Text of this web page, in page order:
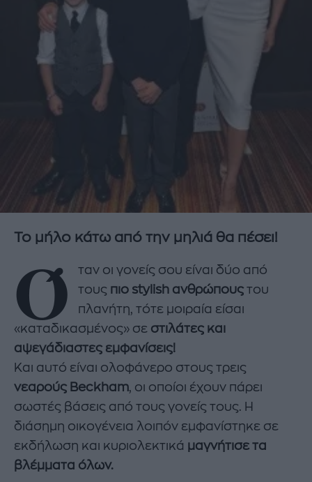
Το μήλο κάτω από την μηλιά θα πέσει!
Ό
ταν οι γονείς σου είναι δύο από
τους πιο stylish ανθρώπους του
πλανήτη, τότε μοιραία είσαι
«καταδικασμένος» σε στιλάτες και
αψεγάδιαστες εμφανίσεις!
Και αυτό είναι ολοφάνερο στους τρεις
νεαρούς Beckham, οι οποίοι έχουν πάρει
σωστές βάσεις από τους γονείς τους. Η
διάσημη οικογένεια λοιπόν εμφανίστηκε σε
εκδήλωση και κυριολεκτικά μαγνήτισε τα
βλέμματα όλων.